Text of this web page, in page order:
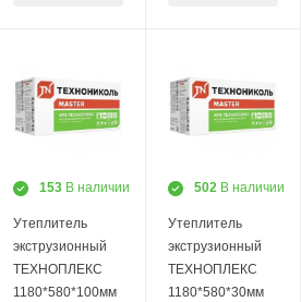
153 В наличии
Утеплитель
экструзионный
ТЕХНОПЛЕКС
1180*580*100мм
502 В наличии
Утеплитель
экструзионный
ТЕХНОПЛЕКС
1180*580*30мм